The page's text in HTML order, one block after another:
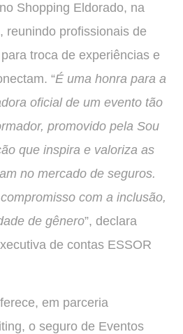
Shopping Eldorado, na
reunindo profissionais de
troca de experiências e
“É uma honra para a
oficial de um evento tão
promovido pela Sou
que inspira e valoriza as
no mercado de seguros.
com a inclusão,
de gênero”, declara
de contas ESSOR
em parceria
o seguro de Eventos